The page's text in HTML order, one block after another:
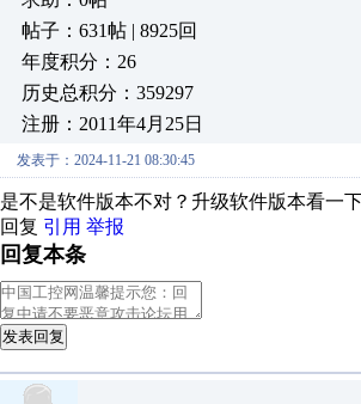
帖子：631帖 | 8925回
年度积分：26
历史总积分：359297
注册：2011年4月25日
发表于：2024-11-21 08:30:45
是不是软件版本不对？升级软件版本看一
回复 引用 举报
回复本条
发表回复